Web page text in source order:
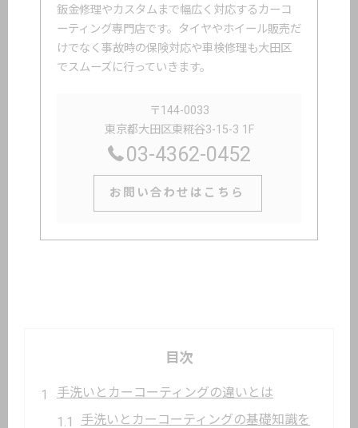
鈑金修理やカスタムまで幅広く対応するカーコ
ーティング専門店です。タイヤやホイール販売だ
けでなく事故時の保険対応や車検修理も大田区
でスムーズに行っていきます。
〒144-0033
東京都大田区東糀谷3-15-3 1F
03-4362-0452
お問い合わせはこちら
目次
手洗いとカーコーティングの違いとは
手洗いとカーコーティングの基礎知識を